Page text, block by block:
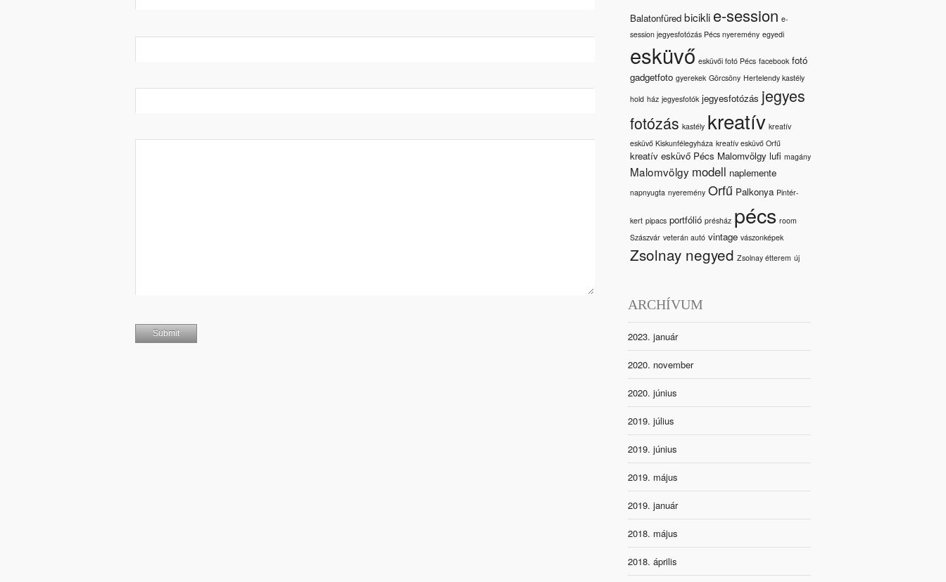
Balatonfüred bicikli e-session e-
session jegyesfotózás Pécs nyeremény egyedi
esküvő esküvői fotó Pécs facebook fotó
gadgetfoto gyerekek Görcsöny Hertelendy kastély
hold ház jegyesfotók jegyesfotózás jegyes
fotózás kastély kreatív kreatív
esküvő Kiskunfélegyháza kreatív esküvő Orfű
kreatív esküvő Pécs Malomvölgy lufi magány
Malomvölgy modell naplemente
napnyugta nyeremény Orfű Palkonya Pintér-
kert pipacs portfólió présház pécs room
Szászvár veterán autó vintage vászonképek
Zsolnay negyed Zsolnay étterem új
ARCHÍVUM
2023. január
2020. november
2020. június
2019. július
2019. június
2019. május
2019. január
2018. május
2018. április